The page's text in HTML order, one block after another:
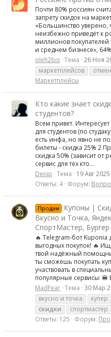
Почти 80% россиян
запрету скидок на
«Большинство уверено,
неизбежно приведёт к
миллионов
и среднем бизнесе»,
oleh2bis Тема 26 Ноя
маркетплейсов
Маркетплейсы
Кто какие знает
студентов?
Всем привет.
для студентов (по
есть инфа, но явно не
билеты - скидка 25% 2
скидка 50% (зависит от
сервис для тех кто...
Denip Тема 19 Авг 2025
Ответы: 4 Форум:
Продам
Купоны |
Вкусно и Точка,
СпортМастер, Бургер
🔥 Telegram-бот
выгодных покупок! 🔥
твой надёжный
ты сможешь покупать
участвовать в
популярные сервисы: 🍔
MadFear Тема 30 Мар
вкусно и точка
купер
скидки
спортмастер
Ответы: 125
Форум: